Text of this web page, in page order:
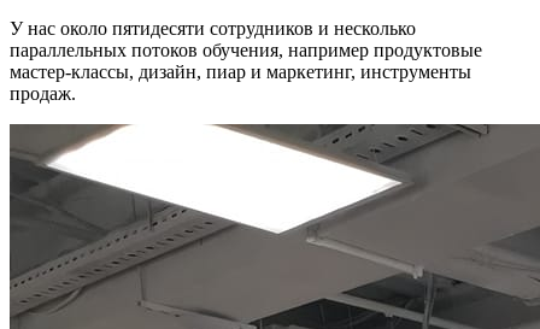
У нас около пятидесяти сотрудников и несколько
параллельных потоков обучения, например продуктовые
мастер-классы, дизайн, пиар и маркетинг, инструменты
продаж.